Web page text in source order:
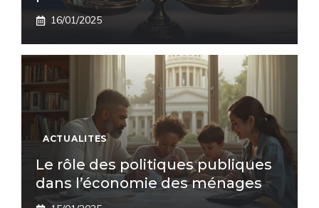
16/01/2025
ACTUALITES
Le rôle des politiques publiques
dans l’économie des ménages